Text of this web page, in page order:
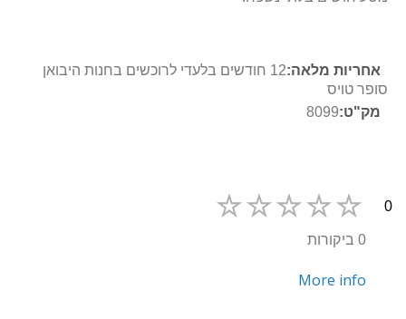
מידע
נוסף
12 חודשים בלעדי לרוכשים בחנות היבואן
סופר טויס
8099
0
0 ביקורות
More info